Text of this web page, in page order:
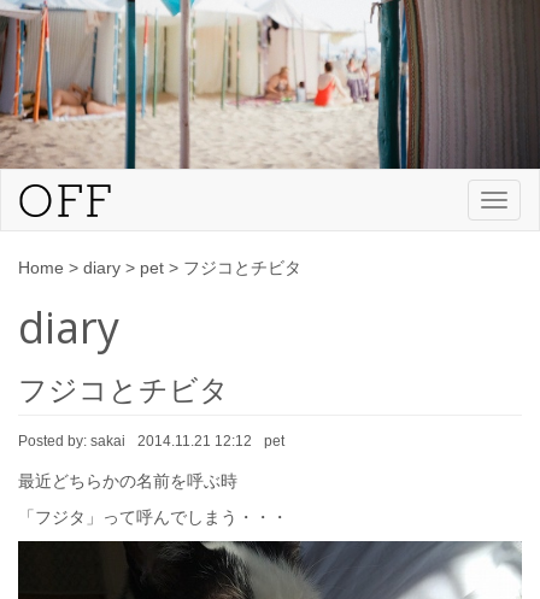
Home > diary > pet > フジコとチビタ
diary
フジコとチビタ
Posted by: sakai 2014.11.21 12:12 pet
最近どちらかの名前を呼ぶ時
「フジタ」って呼んでしまう・・・